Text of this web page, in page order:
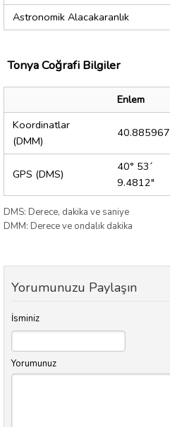
Astronomik Alacakaranlık
Tonya Coğrafi Bilgiler
Enlem
Koordinatlar
(DMM)
40.885967
GPS (DMS)
40° 53´
9.4812"
DMS: Derece, dakika ve saniye
DMM: Derece ve ondalık dakika
Yorumunuzu Paylaşın
İsminiz
Yorumunuz